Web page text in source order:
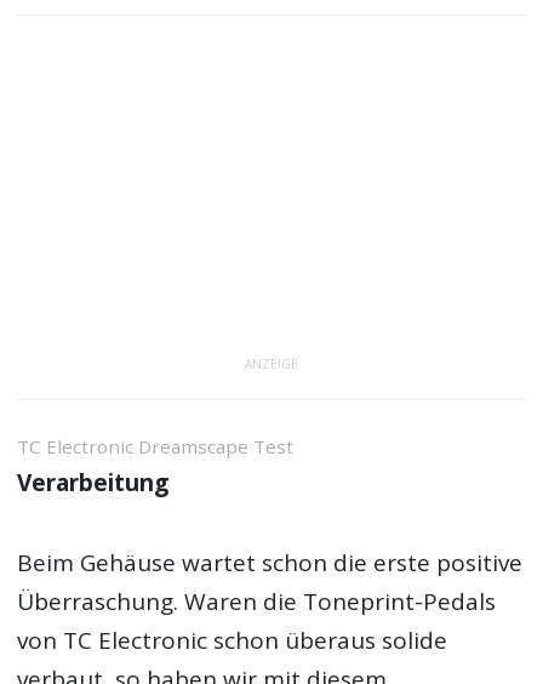
ANZEIGE
TC Electronic Dreamscape Test
Verarbeitung
Beim Gehäuse wartet schon die erste positive
Überraschung. Waren die Toneprint-Pedals
von TC Electronic schon überaus solide